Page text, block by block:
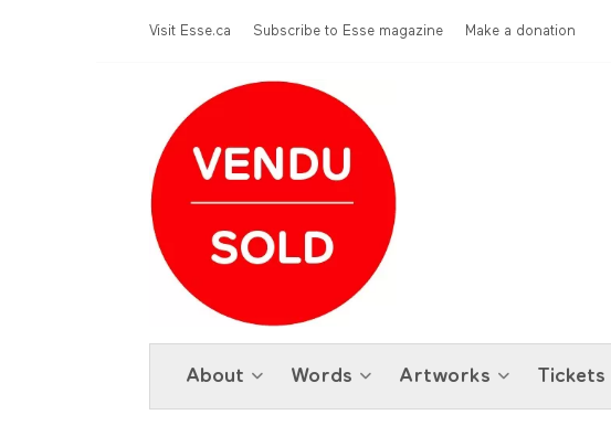
Menu Top
Visit Esse.ca Subscribe to Esse magazine Make a donation
About Words Artworks Tickets